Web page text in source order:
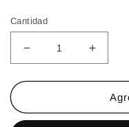
Cantidad
Reducir
cantidad
para
Clinic
para
Clinic